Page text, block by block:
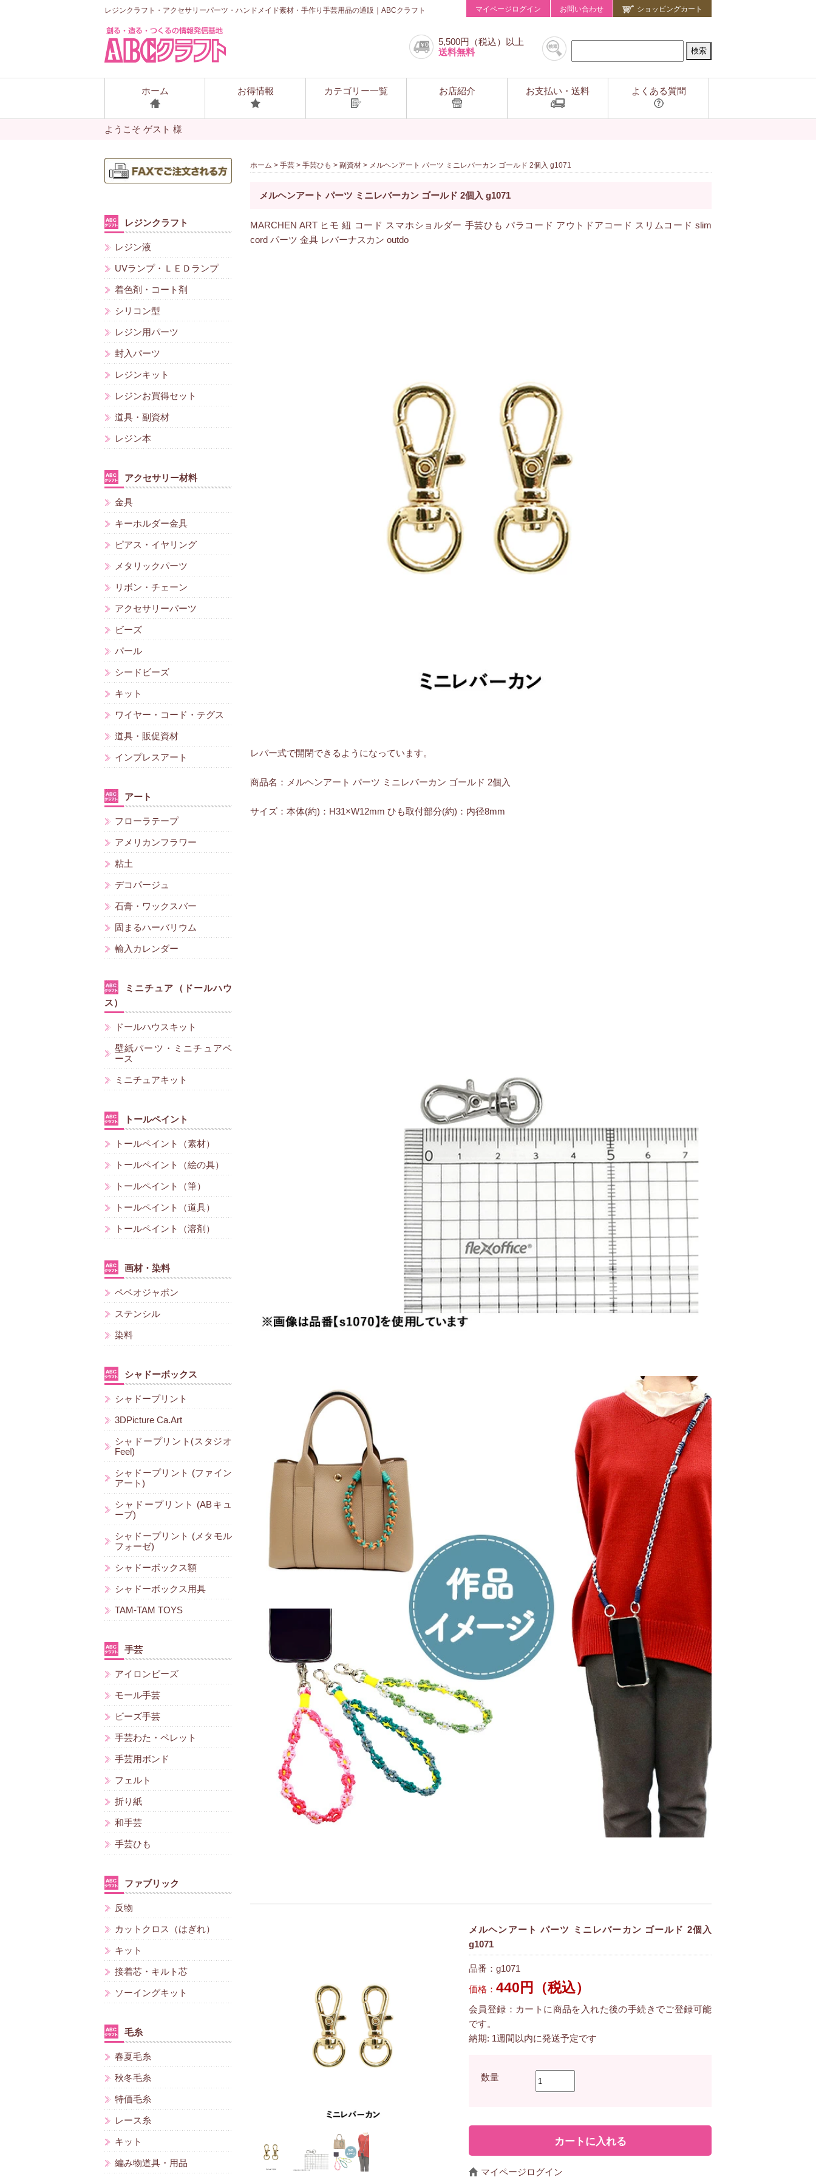
レジンクラフト・アクセサリーパーツ・ハンドメイド素材・手作り手芸用品の通販｜ABCクラフト マイページログイン お問い合わせ ショッピングカート
5,500円（税込）以上
送料無料
ホーム お得情報 カテゴリー一覧 お店紹介 お支払い・送料 よくある質問
ようこそ ゲスト 様
ホーム > 手芸 > 手芸ひも > 副資材 > メルヘンアート パーツ ミニレバーカン ゴールド 2個入 g1071
メルヘンアート パーツ ミニレバーカン ゴールド 2個入 g1071
MARCHEN ART ヒモ 紐 コード スマホショルダー 手芸ひも パラコード アウトドアコード スリムコード slim
cord パーツ 金具 レバーナスカン outdo
レバー式で開閉できるようになっています。
商品名：メルヘンアート パーツ ミニレバーカン ゴールド 2個入
サイズ：本体(約)：H31×W12mm ひも取付部分(約)：内径8mm
メルヘンアート パーツ ミニレバーカン ゴールド 2個入
g1071
品番：g1071
価格： 440円（税込）
会員登録：カートに商品を入れた後の手続きでご登録可能
です。
納期: 1週間以内に発送予定です
数量
マイページログイン
レジンクラフト
レジン液
UVランプ・ＬＥＤランプ
着色剤・コート剤
シリコン型
レジン用パーツ
封入パーツ
レジンキット
レジンお買得セット
道具・副資材
レジン本
アクセサリー材料
金具
キーホルダー金具
ピアス・イヤリング
メタリックパーツ
リボン・チェーン
アクセサリーパーツ
ビーズ
パール
シードビーズ
キット
ワイヤー・コード・テグス
道具・販促資材
インプレスアート
アート
フローラテープ
アメリカンフラワー
粘土
デコパージュ
石膏・ワックスバー
固まるハーバリウム
輸入カレンダー
ミニチュア（ドールハウ
ス）
ドールハウスキット
壁紙パーツ・ミニチュアベ
ース
ミニチュアキット
トールペイント
トールペイント（素材）
トールペイント（絵の具）
トールペイント（筆）
トールペイント（道具）
トールペイント（溶剤）
画材・染料
ペベオジャポン
ステンシル
染料
シャドーボックス
シャドープリント
3DPicture Ca.Art
シャドープリント(スタジオ
Feel)
シャドープリント (ファイン
アート)
シャドープリント (ABキュ
ーブ)
シャドープリント (メタモル
フォーゼ)
シャドーボックス額
シャドーボックス用具
TAM-TAM TOYS
手芸
アイロンビーズ
モール手芸
ビーズ手芸
手芸わた・ペレット
手芸用ボンド
フェルト
折り紙
和手芸
手芸ひも
ファブリック
反物
カットクロス（はぎれ）
キット
接着芯・キルト芯
ソーイングキット
毛糸
春夏毛糸
秋冬毛糸
特価毛糸
レース糸
キット
編み物道具・用品